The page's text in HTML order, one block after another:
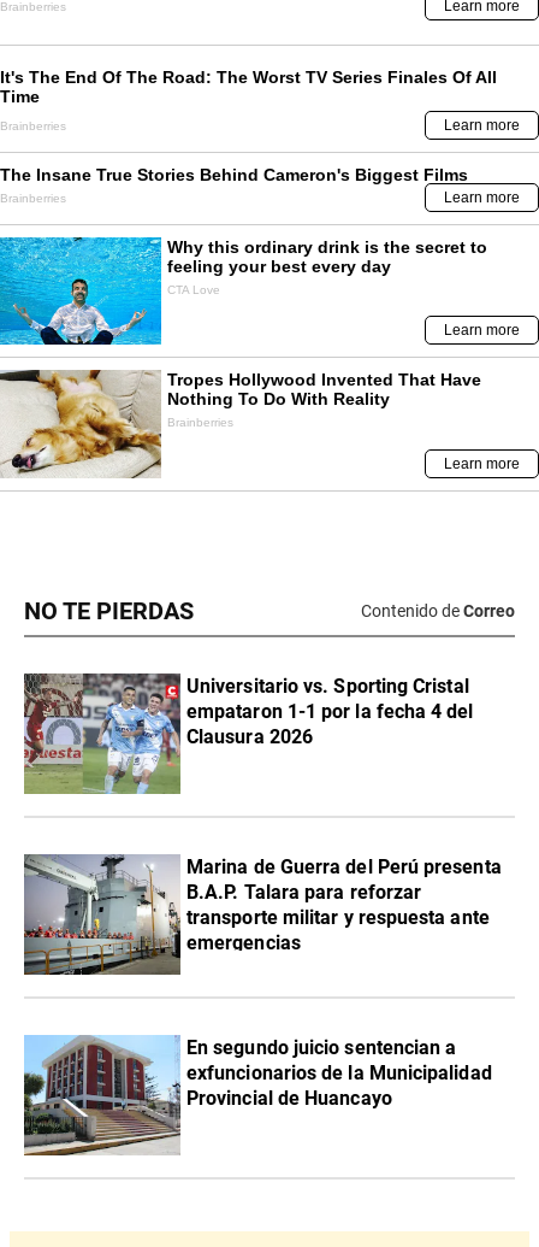
NO TE PIERDAS Contenido deCorreo
Universitario vs. Sporting Cristal
empataron 1-1 por la fecha 4 del
Clausura 2026
Marina de Guerra del Perú presenta
B.A.P. Talara para reforzar
transporte militar y respuesta ante
emergencias
En segundo juicio sentencian a
exfuncionarios de la Municipalidad
Provincial de Huancayo